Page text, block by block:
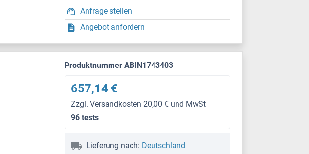
Anfrage stellen
Angebot anfordern
Produktnummer ABIN1743403
657,14 €
Zzgl. Versandkosten 20,00 € und MwSt
96 tests
Lieferung nach: Deutschland